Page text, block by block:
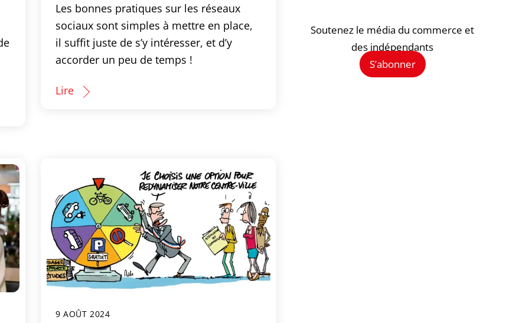
Les bonnes pratiques sur les réseaux
sociaux sont simples à mettre en place,
il suffit juste de s’y intéresser, et d’y
accorder un peu de temps !
Lire
9 AOÛT 2024
Soutenez le média du commerce et
des indépendants
S’abonner